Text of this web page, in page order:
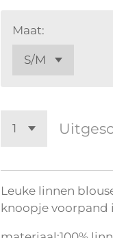
Maat:
Leuke linnen
knoopje voorpand